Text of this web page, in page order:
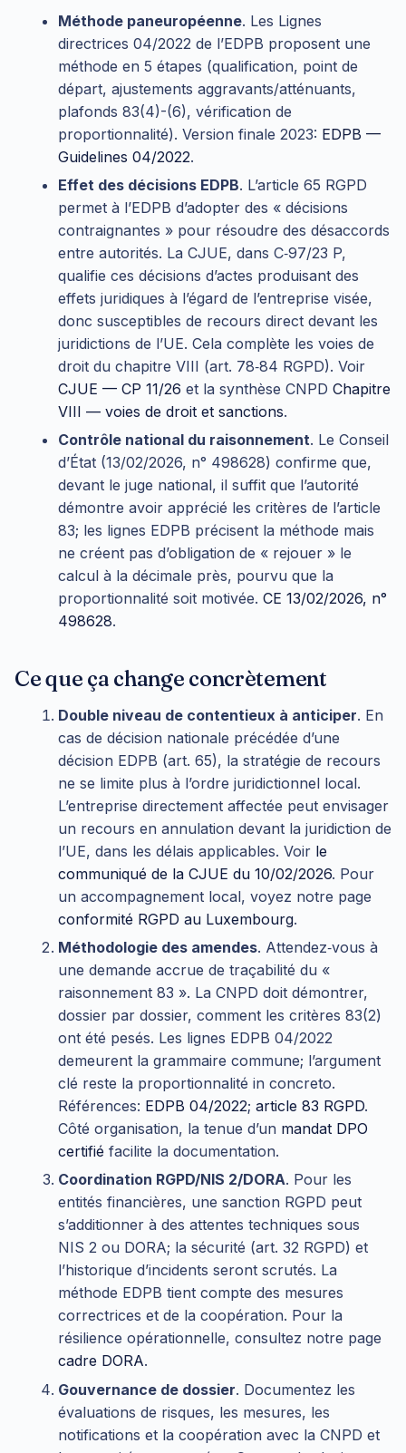
Méthode paneuropéenne. Les Lignes
directrices 04/2022 de l’EDPB proposent une
méthode en 5 étapes (qualification, point de
départ, ajustements aggravants/atténuants,
plafonds 83(4)-(6), vérification de
proportionnalité). Version finale 2023: EDPB —
Guidelines 04/2022.
Effet des décisions EDPB. L’article 65 RGPD
permet à l’EDPB d’adopter des « décisions
contraignantes » pour résoudre des désaccords
entre autorités. La CJUE, dans C‑97/23 P,
qualifie ces décisions d’actes produisant des
effets juridiques à l’égard de l’entreprise visée,
donc susceptibles de recours direct devant les
juridictions de l’UE. Cela complète les voies de
droit du chapitre VIII (art. 78‑84 RGPD). Voir
CJUE — CP 11/26 et la synthèse CNPD Chapitre
VIII — voies de droit et sanctions.
Contrôle national du raisonnement. Le Conseil
d’État (13/02/2026, n° 498628) confirme que,
devant le juge national, il suffit que l’autorité
démontre avoir apprécié les critères de l’article
83; les lignes EDPB précisent la méthode mais
ne créent pas d’obligation de « rejouer » le
calcul à la décimale près, pourvu que la
proportionnalité soit motivée. CE 13/02/2026, n°
498628.
Ce que ça change concrètement
Double niveau de contentieux à anticiper. En
cas de décision nationale précédée d’une
décision EDPB (art. 65), la stratégie de recours
ne se limite plus à l’ordre juridictionnel local.
L’entreprise directement affectée peut envisager
un recours en annulation devant la juridiction de
l’UE, dans les délais applicables. Voir le
communiqué de la CJUE du 10/02/2026. Pour
un accompagnement local, voyez notre page
conformité RGPD au Luxembourg.
Méthodologie des amendes. Attendez‑vous à
une demande accrue de traçabilité du «
raisonnement 83 ». La CNPD doit démontrer,
dossier par dossier, comment les critères 83(2)
ont été pesés. Les lignes EDPB 04/2022
demeurent la grammaire commune; l’argument
clé reste la proportionnalité in concreto.
Références: EDPB 04/2022; article 83 RGPD.
Côté organisation, la tenue d’un mandat DPO
certifié facilite la documentation.
Coordination RGPD/NIS 2/DORA. Pour les
entités financières, une sanction RGPD peut
s’additionner à des attentes techniques sous
NIS 2 ou DORA; la sécurité (art. 32 RGPD) et
l’historique d’incidents seront scrutés. La
méthode EDPB tient compte des mesures
correctrices et de la coopération. Pour la
résilience opérationnelle, consultez notre page
cadre DORA.
Gouvernance de dossier. Documentez les
évaluations de risques, les mesures, les
notifications et la coopération avec la CNPD et